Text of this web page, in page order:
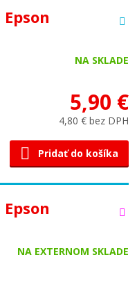
NA SKLADE
5,90 €
4,80 € bez DPH
Pridať do košíka
NA EXTERNOM SKLADE